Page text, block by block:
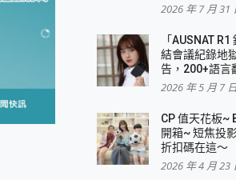
與 Mercury X 系列 輕量無線電競滑鼠 開
競螢幕，多工辦公、爽度滿滿的終極桌
證的手機配件品牌
報徵稿活動」好康大放送
吸無線急速行動電源 開箱 評測
評測
送你 300分鐘轉寫
快來AGI亞奇雷挑戰任務抽 PS5！
2026 年 7 月 31
「AUSNAT
結會議紀錄地
告，200+語言
2026 年 5 月 7
CP 值天花板~
開箱~ 短焦投
折扣碼在這～
2026 年 4 月 23